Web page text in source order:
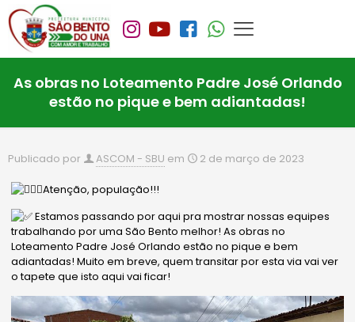
As obras no Loteamento Padre José Orlando
estão no pique e bem adiantadas!
Publicado por ASCOM - SBU em 2 de março de 2023
Atenção, população!!!
Estamos passando por aqui pra mostrar nossas equipes
trabalhando por uma São Bento melhor! As obras no
Loteamento Padre José Orlando estão no pique e bem
adiantadas! Muito em breve, quem transitar por esta via vai ver
o tapete que isto aqui vai ficar!